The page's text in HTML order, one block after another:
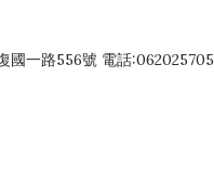
國一路556號 電話:062025705